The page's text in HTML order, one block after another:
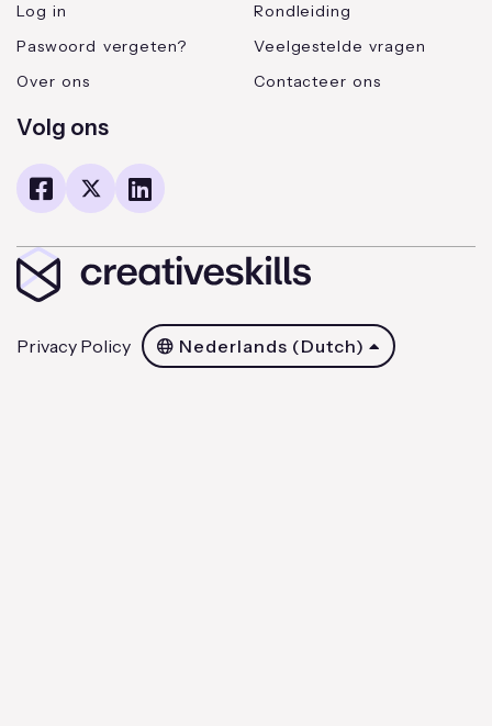
Log in
Paswoord vergeten?
Over ons
Rondleiding
Veelgestelde vragen
Contacteer ons
Volg ons
Privacy Policy Nederlands (Dutch)